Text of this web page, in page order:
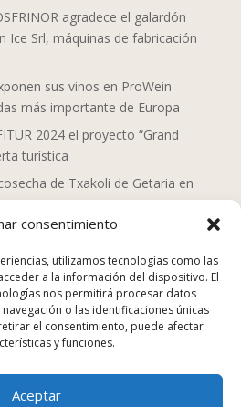
consentimiento
utilizamos tecnologías como las
a la información del dispositivo. El
nos permitirá procesar datos
o las identificaciones únicas
el consentimiento, puede afectar
y funciones.
Aceptar
agradece el galardón
Ice Srl, máquinas de fabricación
sus vinos en ProWein
más importante de Europa
2024 el proyecto “Grand
turística
de Txakoli de Getaria en
despliegan una nueva mirada
Euskadi Basque Country
no se tira”
hostelería suponen el 25% de
en Euskadi en 2022
turismo gastronómico
web